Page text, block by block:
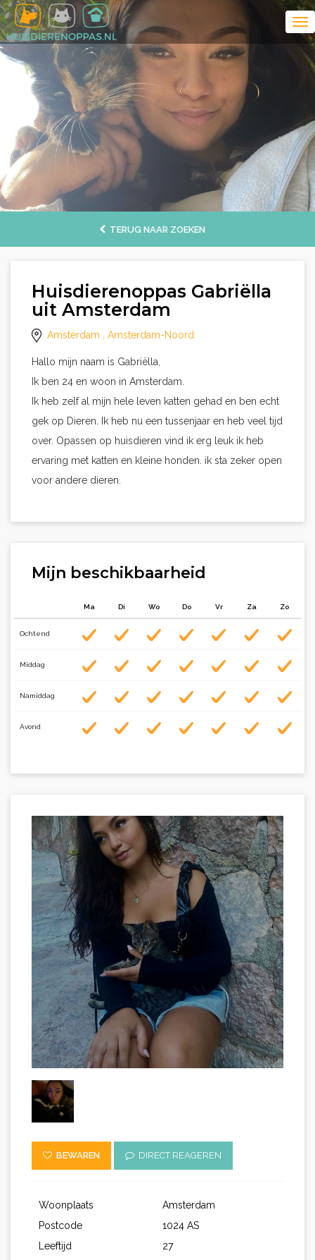
TERUG NAAR ZOEKEN
Huisdierenoppas Gabriëlla
uit Amsterdam
Amsterdam , Amsterdam-Noord
Hallo mijn naam is Gabriëlla,
Ik ben 24 en woon in Amsterdam.
Ik heb zelf al mijn hele leven katten gehad en ben echt
gek op Dieren. Ik heb nu een tussenjaar en heb veel tijd
over. Opassen op huisdieren vind ik erg leuk ik heb
ervaring met katten en kleine honden. ik sta zeker open
voor andere dieren.
Mijn beschikbaarheid
Ma Di Wo Do Vr Za Zo
Ochtend
Middag
Namiddag
Avond
BEWAREN DIRECT REAGEREN
Woonplaats
Amsterdam
Postcode
1024 AS
Leeftijd
27